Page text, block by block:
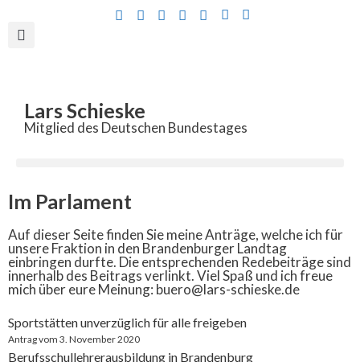
Lars Schieske
Mitglied des Deutschen Bundestages
Im Parlament
Auf dieser Seite finden Sie meine Anträge, welche ich für
unsere Fraktion in den Brandenburger Landtag
einbringen durfte. Die entsprechenden Redebeiträge sind
innerhalb des Beitrags verlinkt. Viel Spaß und ich freue
mich über eure Meinung: buero@lars-schieske.de
Sportstätten unverzüglich für alle freigeben
Antrag vom 3. November 2020
Berufsschullehrerausbildung in Brandenburg